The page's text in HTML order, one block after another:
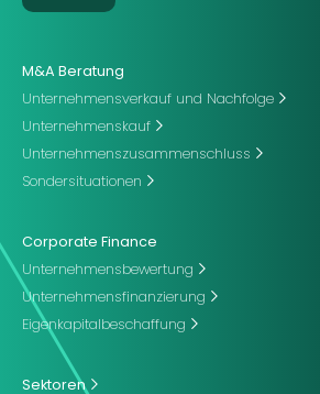
M&A Beratung
Unternehmensverkauf und Nachfolge
Unternehmenskauf
Unternehmenszusammenschluss
Sondersituationen
Corporate Finance
Unternehmensbewertung
Unternehmensfinanzierung
Eigenkapitalbeschaffung
Sektoren